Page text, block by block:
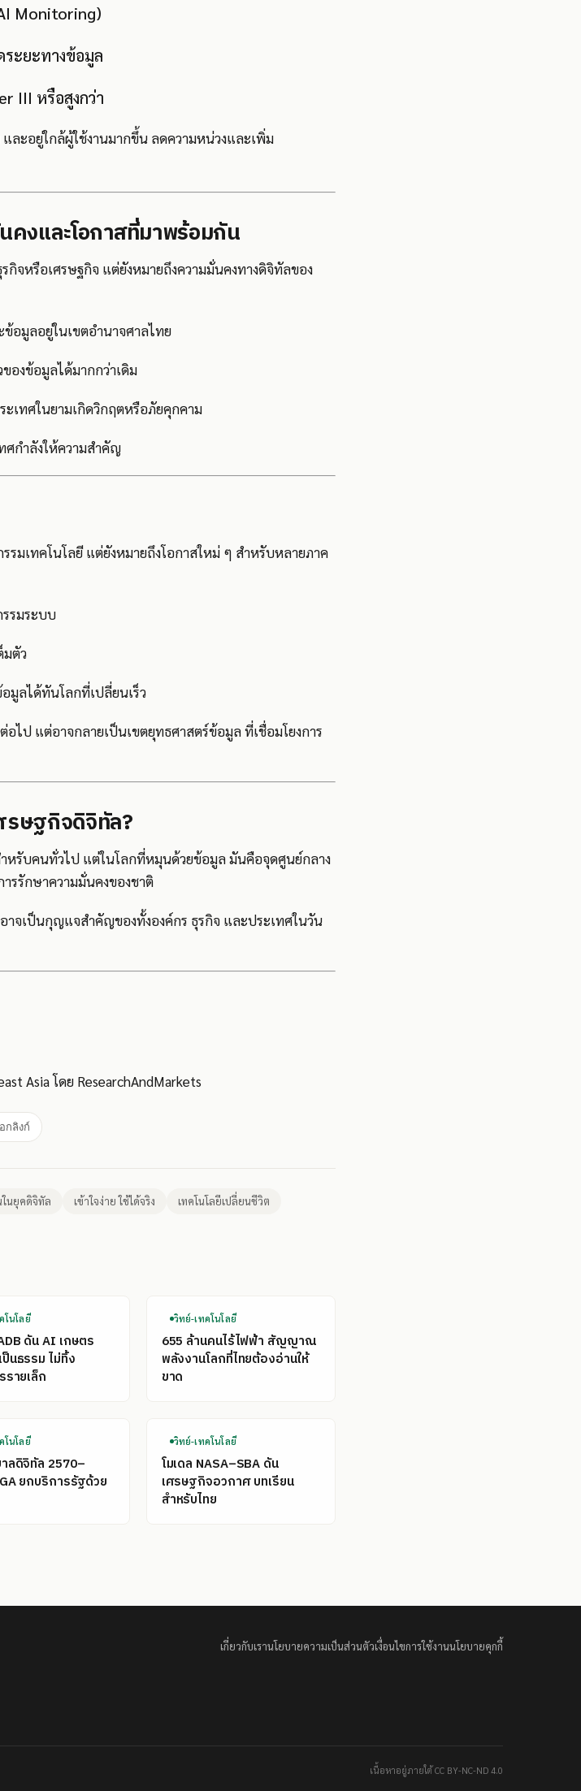
Monitoring)
ระยะทางข้อมูล
III หรือสูงกว่า
ละอยู่ใกล้ผู้ใช้งานมากขึ้น ลดความหน่วงและเพิ่ม
คงและโอกาสที่มาพร้อมกัน
กิจหรือเศรษฐกิจ แต่ยังหมายถึงความมั่นคงทางดิจิทัลของ
ข้อมูลอยู่ในเขตอำนาจศาลไทย
องข้อมูลได้มากกว่าเดิม
ะเทศในยามเกิดวิกฤตหรือภัยคุกคาม
ศกำลังให้ความสำคัญ
มเทคโนโลยี แต่ยังหมายถึงโอกาสใหม่ ๆ สำหรับหลายภาค
รมระบบ
มตัว
มูลได้ทันโลกที่เปลี่ยนเร็ว
ไป แต่อาจกลายเป็นเขตยุทธศาสตร์ข้อมูล ที่เชื่อมโยงการ
รษฐกิจดิจิทัล?
หรับคนทั่วไป แต่ในโลกที่หมุนด้วยข้อมูล มันคือจุดศูนย์กลาง
รรักษาความมั่นคงของชาติ
าจเป็นกุญแจสำคัญของทั้งองค์กร ธุรกิจ และประเทศในวัน
Asia โดย ResearchAndMarkets
กลิงก์
ในยุคดิจิทัล เข้าใจง่าย ใช้ได้จริง เทคโนโลยีเปลี่ยนชีวิต
โนโลยี
ดัน AI เกษตร
นธรรม ไม่ทิ้ง
ายเล็ก
วิทย์-เทคโนโลยี
655 ล้านคนไร้ไฟฟ้า สัญญาณ
พลังงานโลกที่ไทยต้องอ่านให้
ขาด
โนโลยี
ลดิจิทัล 2570–
ยกบริการรัฐด้วย
วิทย์-เทคโนโลยี
โมเดล NASA–SBA ดัน
เศรษฐกิจอวกาศ บทเรียน
สำหรับไทย
เกี่ยวกับเรานโยบายความเป็นส่วนตัวเงื่อนไขการใช้งานนโยบายคุกกี้
เนื้อหาอยู่ภายใต้ CC BY-NC-ND 4.0